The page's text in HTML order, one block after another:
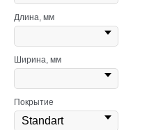
Длина, мм
Ширина, мм
Покрытие